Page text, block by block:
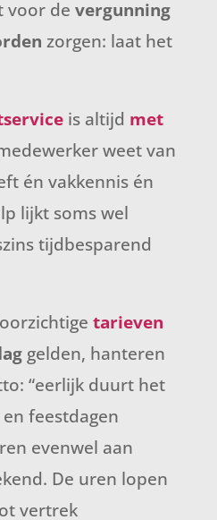
voor de vergunning
zorgen: laat het
is altijd met
weet van
én vakkennis én
lijkt soms wel
tijdbesparend
tarieven
gelden, hanteren
“eerlijk duurt het
feestdagen
evenwel aan
De uren lopen
vertrek